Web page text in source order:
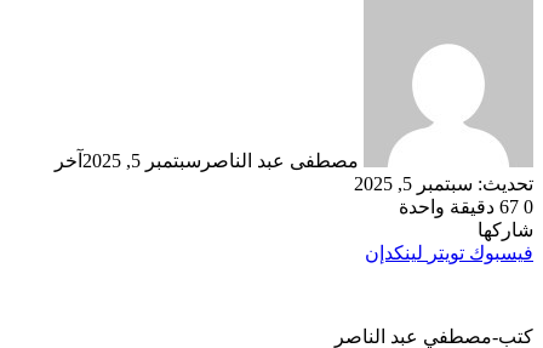
مصطفى عبد الناصر سبتمبر 5, 2025
آخر
تحديث: سبتمبر 5, 2025
0
دقيقة واحدة
شاركها
فيسبوك تويتر لينكدإن
كتب-مصطفي عبد الناصر